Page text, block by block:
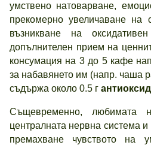
умствено натоварване,
прекомерно увеличаване на
възникване на
допълнителен прием на
консумация на 3 до 5 кафе
за набавянето им (напр. чаша
съдържа около 0.5 г
Същевременно, любимата
централната нервна система
премахване чувството на